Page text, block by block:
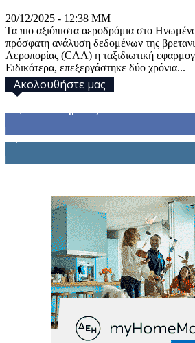
20/12/2025 - 12:38 ΜΜ
Τα πιο αξιόπιστα αεροδρόμια στο
πρόσφατη ανάλυση δεδομένων της
Αεροπορίας (CAA) η ταξιδιωτική
Ειδικότερα, επεξεργάστηκε δύο χρόνια...
Ακολουθήστε μας
1,914 Ακόλουθοι